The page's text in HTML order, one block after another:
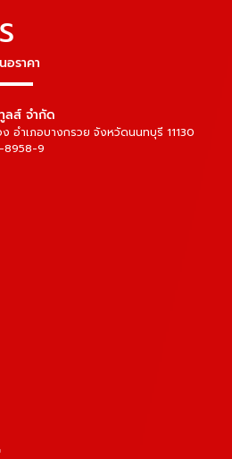
ราคา
ส์ จำกัด
อำเภอบางกรวย จังหวัดนนทบุรี 11130
9